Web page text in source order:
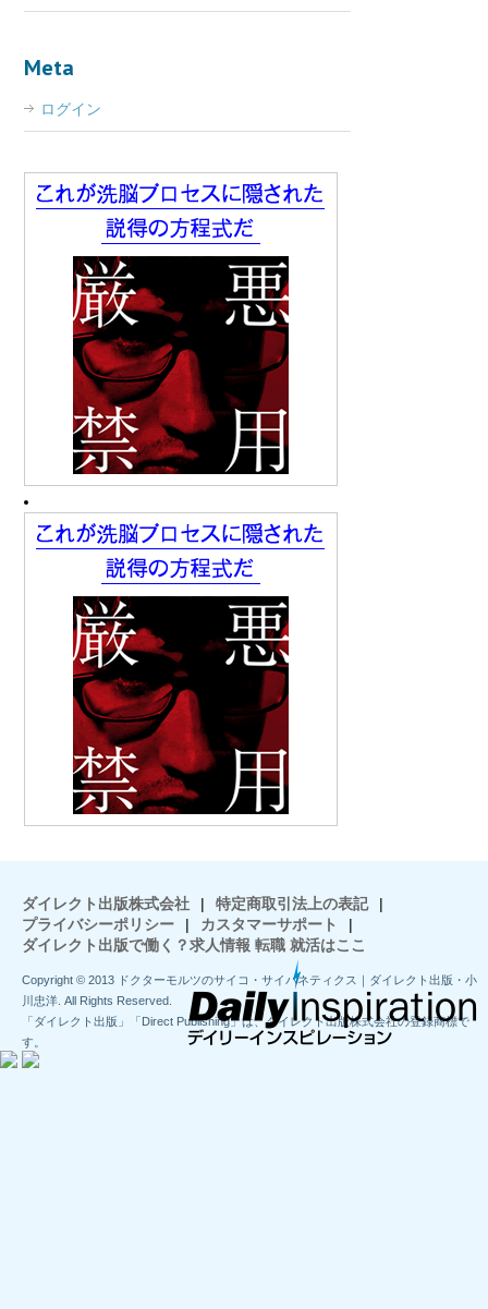
Meta
ログイン
ダイレクト出版株式会社 | 特定商取引法上の表記
|
プライバシーポリシー
| カスタマーサポート
|
ダイレクト出版で働く？求人情報 転職 就活はここ
Copyright © 2013 ドクターモルツのサイコ・サイバネティクス｜ダイレクト出版・小
川忠洋. All Rights Reserved.
「ダイレクト出版」「Direct Publishing」は、ダイレクト出版株式会社の登録商標で
す。